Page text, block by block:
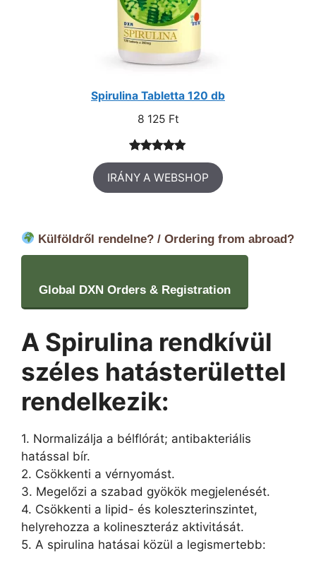
Spirulina Tabletta 120 db
8 125 Ft
Értékelés
5.00az 5-
ből,
2
IRÁNY A WEBSHOP
Külföldről rendelne? / Ordering from abroad?
Global DXN Orders & Registration
A Spirulina rendkívül
széles hatásterülettel
rendelkezik:
1. Normalizálja a bélflórát; antibakteriális
hatással bír.
2. Csökkenti a vérnyomást.
3. Megelőzi a szabad gyökök megjelenését.
4. Csökkenti a lipid- és koleszterinszintet,
helyrehozza a kolineszteráz aktivitását.
5. A spirulina hatásai közül a legismertebb: